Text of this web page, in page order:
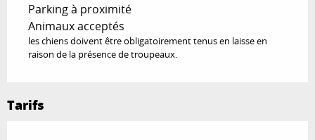
Parking à proximité
Animaux acceptés
les chiens doivent être obligatoirement tenus en laisse en
raison de la présence de troupeaux.
Tarifs